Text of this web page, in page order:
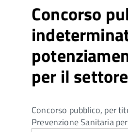
Concorso
per il
Concorso pubblico, per
Prevenzione Sanitaria